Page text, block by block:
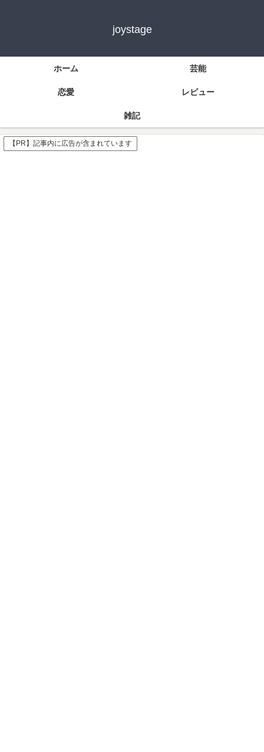
joystage
ホーム 芸能
恋愛 レビュー
雑記
【PR】記事内に広告が含まれています